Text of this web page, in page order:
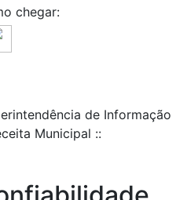
chegar:
de Informação
Municipal ::